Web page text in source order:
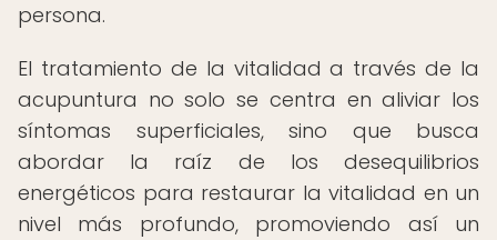
persona.
El tratamiento de la vitalidad a través de la
acupuntura no solo se centra en aliviar los
síntomas superficiales, sino que busca
abordar la raíz de los desequilibrios
energéticos para restaurar la vitalidad en un
nivel más profundo, promoviendo así un